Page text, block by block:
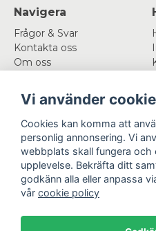
Navigera
Frågor & Svar
Kontakta oss
Om oss
Mitt konto
Logga in
Registrera dig
Glömt lösenord?
Betala enkelt
Vi använder
Cookies kan komma att
personlig annonsering. Vi
webbplats skall fungera och
upplevelse. Bekräfta ditt
godkänn alla eller anpassa
vår cookie policy